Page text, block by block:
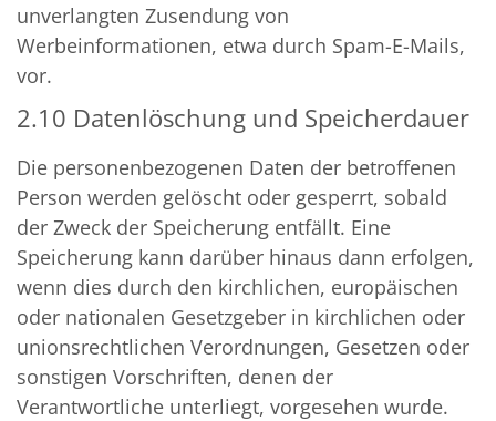
unverlangten Zusendung von
Werbeinformationen, etwa durch Spam-E-Mails,
vor.
2.10 Datenlöschung und Speicherdauer
Die personenbezogenen Daten der betroffenen
Person werden gelöscht oder gesperrt, sobald
der Zweck der Speicherung entfällt. Eine
Speicherung kann darüber hinaus dann erfolgen,
wenn dies durch den kirchlichen, europäischen
oder nationalen Gesetzgeber in kirchlichen oder
unionsrechtlichen Verordnungen, Gesetzen oder
sonstigen Vorschriften, denen der
Verantwortliche unterliegt, vorgesehen wurde.